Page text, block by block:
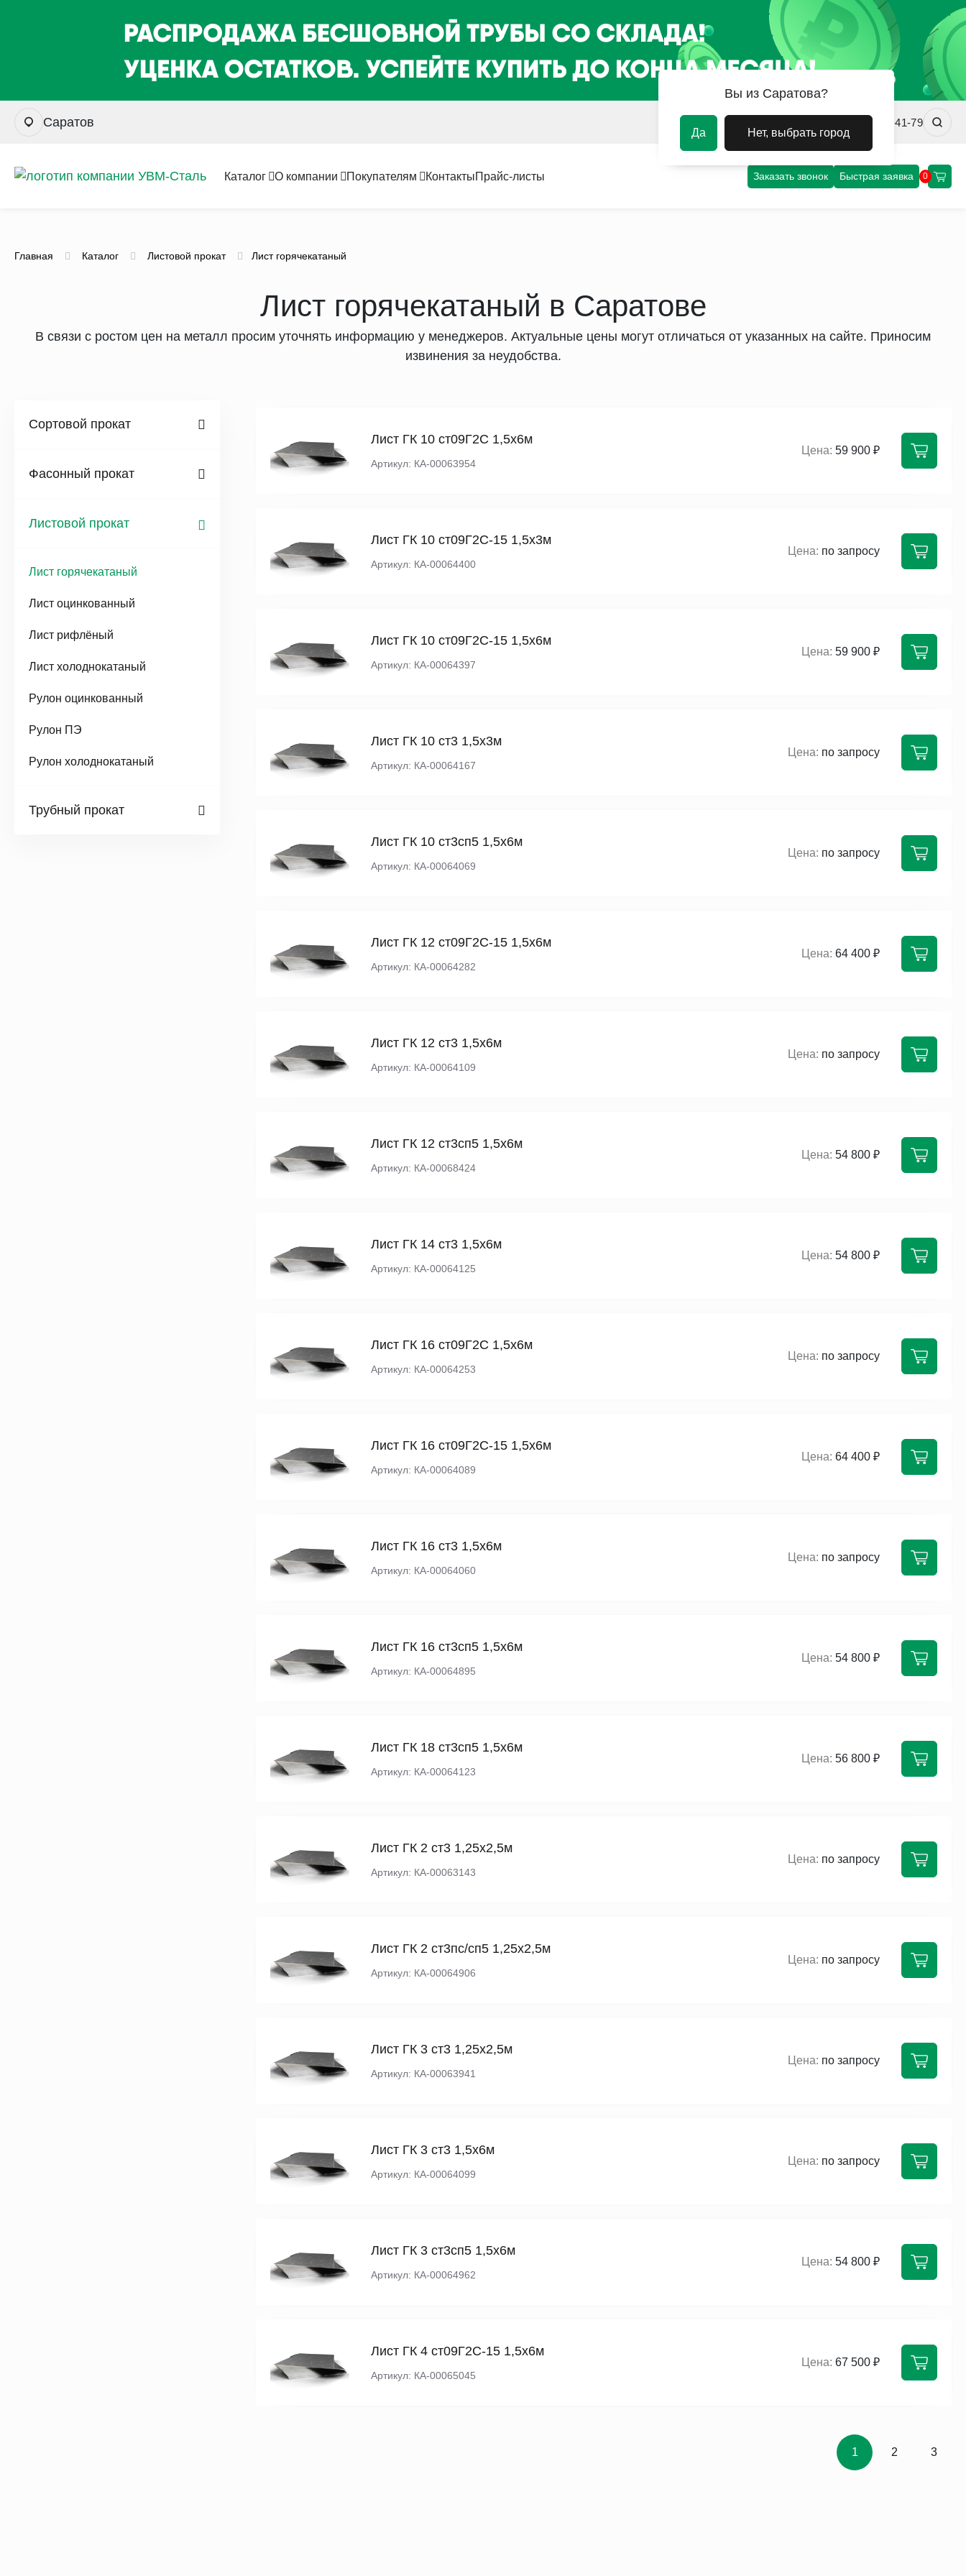
Саратов +7 (8452) 75-41-79
Каталог О компании Покупателям КонтактыПрайс-листы Заказать звонок Быстрая заявка 0
Главная Каталог Листовой прокат Лист горячекатаный
Лист горячекатаный в Саратове
В связи с ростом цен на металл просим уточнять информацию у менеджеров. Актуальные цены могут отличаться от указанных на сайте. Приносим
извинения за неудобства.
Сортовой прокат
Фасонный прокат
Листовой прокат
Лист горячекатаный
Лист оцинкованный
Лист рифлёный
Лист холоднокатаный
Рулон оцинкованный
Рулон ПЭ
Рулон холоднокатаный
Трубный прокат
Лист ГК 10 ст09Г2С 1,5х6м
Артикул: КА-00063954
59 900 ₽
Лист ГК 10 ст09Г2С-15 1,5х3м
Артикул: КА-00064400
по запросу
Лист ГК 10 ст09Г2С-15 1,5х6м
Артикул: КА-00064397
59 900 ₽
Лист ГК 10 ст3 1,5х3м
Артикул: КА-00064167
по запросу
Лист ГК 10 ст3сп5 1,5х6м
Артикул: КА-00064069
по запросу
Лист ГК 12 ст09Г2С-15 1,5х6м
Артикул: КА-00064282
64 400 ₽
Лист ГК 12 ст3 1,5х6м
Артикул: КА-00064109
по запросу
Лист ГК 12 ст3сп5 1,5х6м
Артикул: КА-00068424
54 800 ₽
Лист ГК 14 ст3 1,5х6м
Артикул: КА-00064125
54 800 ₽
Лист ГК 16 ст09Г2С 1,5х6м
Артикул: КА-00064253
по запросу
Лист ГК 16 ст09Г2С-15 1,5х6м
Артикул: КА-00064089
64 400 ₽
Лист ГК 16 ст3 1,5х6м
Артикул: КА-00064060
по запросу
Лист ГК 16 ст3сп5 1,5х6м
Артикул: КА-00064895
54 800 ₽
Лист ГК 18 ст3сп5 1,5х6м
Артикул: КА-00064123
56 800 ₽
Лист ГК 2 ст3 1,25х2,5м
Артикул: КА-00063143
по запросу
Лист ГК 2 ст3пс/сп5 1,25х2,5м
Артикул: КА-00064906
по запросу
Лист ГК 3 ст3 1,25х2,5м
Артикул: КА-00063941
по запросу
Лист ГК 3 ст3 1,5х6м
Артикул: КА-00064099
по запросу
Лист ГК 3 ст3сп5 1,5х6м
Артикул: КА-00064962
54 800 ₽
Лист ГК 4 ст09Г2С-15 1,5х6м
Артикул: КА-00065045
67 500 ₽
1 2 3
Вы из Саратова?
Да Нет, выбрать город